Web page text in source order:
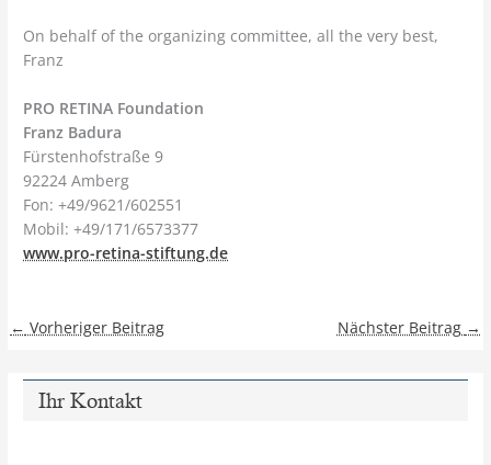
On behalf of the organizing committee, all the very best,
Franz
PRO RETINA Foundation
Franz Badura
Fürstenhofstraße 9
92224 Amberg
Fon: +49/9621/602551
Mobil: +49/171/6573377
www.pro-retina-stiftung.de
← Vorheriger Beitrag Nächster Beitrag →
Ihr Kontakt